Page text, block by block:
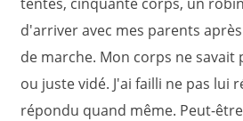
d'arriver avec mes parents
de marche. Mon corps ne savait
ou juste vidé. J'ai failli ne pas lui
répondu quand même. Peut-